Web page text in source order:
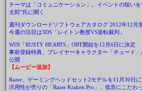
テーマは「コミュニケーション」。イベントの狙いを
太郎”氏に聞く
週刊ダウンロードソフトウェアカタログ 2012年12月
今週の注目は3DS「レイトン教授VS逆転裁判」
WIN「RUSTY HEARTS」OBT開始を12月6日に決定
事前登録特典、プレイヤーキャラクター「チュード」
公開
【ムービー追加】
Razer、ゲーミングヘッドセット2モデルを11月30日
汎用性が売りの「Razer Kraken Pro」、低音にこだわ